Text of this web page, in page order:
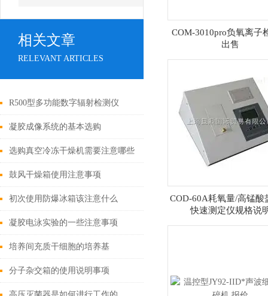
相关文章
RELEVANT ARTICLES
R500型多功能数字辐射检测仪
凝胶成像系统的基本选购
选购真空冷冻干燥机需要注意哪些
参数？
鼓风干燥箱使用注意事项
初次使用防爆冰箱该注意什么
凝胶电泳实验的一些注意事项
培养间充质干细胞的培养基
分子杂交箱的使用说明事项
COM-3010pro负氧离子
出售
COD-60A耗氧量/高锰酸
快速测定仪规格说